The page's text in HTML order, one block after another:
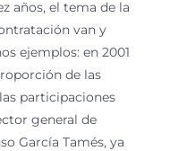
años, el tema de la
van y
ejemplos: en 2001
de las
participaciones
general de
García Tamés, ya